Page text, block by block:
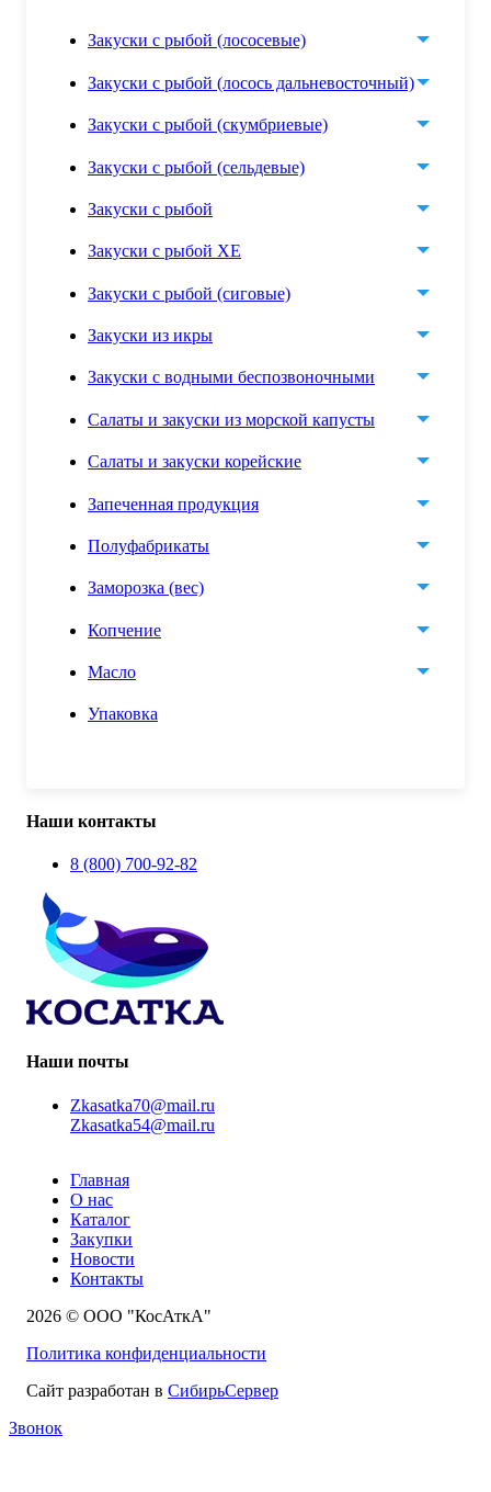
Закуски с рыбой (лососевые)
Закуски с рыбой (лосось дальневосточный)
Закуски с рыбой (скумбриевые)
Закуски с рыбой (сельдевые)
Закуски с рыбой
Закуски с рыбой ХЕ
Закуски с рыбой (сиговые)
Закуски из икры
Закуски с водными беспозвоночными
Салаты и закуски из морской капусты
Салаты и закуски корейские
Запеченная продукция
Полуфабрикаты
Заморозка (вес)
Копчение
Масло
Упаковка
Наши контакты
8 (800) 700-92-82
Наши почты
Zkasatka70@mail.ru
Zkasatka54@mail.ru
Главная
О нас
Каталог
Закупки
Новости
Контакты
2026 © ООО "КосАткА"
Политика конфиденциальности
Сайт разработан в СибирьСервер
Звонок